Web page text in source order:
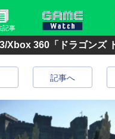
記事
Xbox 360「ドラゴンズ
記事へ